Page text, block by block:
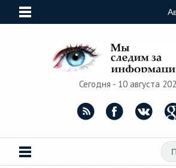
Сегодня - 10 августа